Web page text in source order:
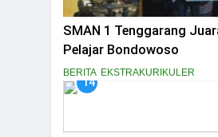
SMAN 1 Tenggarang
Pelajar Bondowoso
BERITA EKSTRAKURIKULER
14